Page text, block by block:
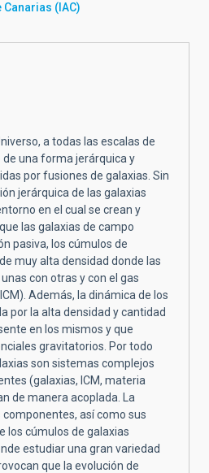
(IAC)
a todas las escalas de
una forma jerárquica y
por fusiones de galaxias. Sin
jerárquica de las galaxias
en el cual se crean y
las galaxias de campo
pasiva, los cúmulos de
muy alta densidad donde las
con otras y con el gas
Además, la dinámica de los
por la alta densidad y cantidad
en los mismos y que
gravitatorios. Por todo
son sistemas complejos
(galaxias, ICM, materia
de manera acoplada. La
así como sus
los cúmulos de galaxias
estudiar una gran variedad
que la evolución de